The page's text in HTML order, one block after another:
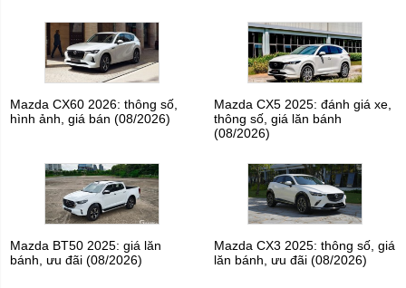
Mazda CX60 2026: thông số,
hình ảnh, giá bán (08/2026)
Mazda CX5 2025: đánh giá xe,
thông số, giá lăn bánh
(08/2026)
Mazda BT50 2025: giá lăn
bánh, ưu đãi (08/2026)
Mazda CX3 2025: thông số, giá
lăn bánh, ưu đãi (08/2026)